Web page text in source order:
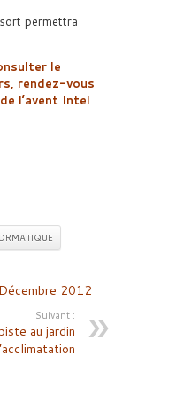
sort permettra
le
rendez-vous
l’avent Intel.
2012
Suivant :
au jardin